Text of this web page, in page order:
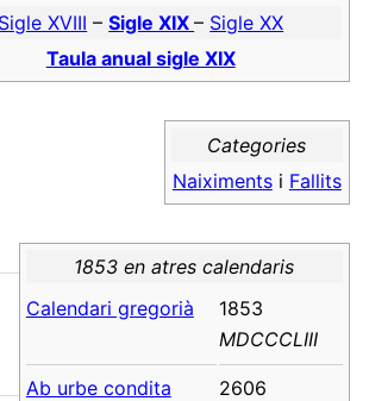
Sigle XVIII –Sigle XIX– Sigle XX
Taula anual sigle XIX
Categories
Naiximentsi Fallits
1853 en atres calendaris
Calendari gregorià
1853
MDCCCLIII
Ab urbe condita 2606